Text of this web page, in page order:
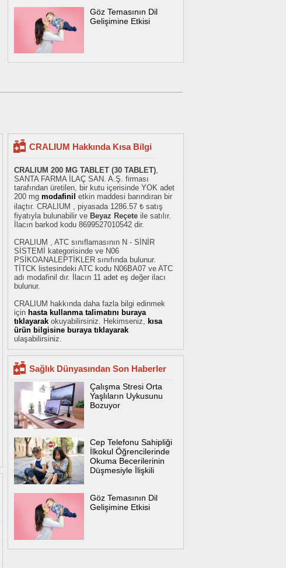
Göz Temasının Dil
Gelişimine Etkisi
CRALIUM Hakkında Kısa Bilgi
CRALIUM 200 MG TABLET (30 TABLET),
SANTA FARMA İLAÇ SAN. A.Ş. firması
tarafından üretilen, bir kutu içerisinde YOK adet
200 mg modafinil etkin maddesi barındıran bir
ilaçtır. CRALIUM , piyasada 1286.57 ₺ satış
fiyatıyla bulunabilir ve Beyaz Reçete ile satılır.
İlacın barkod kodu 8699527010542 dir.
CRALIUM , ATC sınıflamasının N - SİNİR
SİSTEMİ kategorisinde ve N06
PSİKOANALEPTİKLER sınıfında bulunur.
TİTCK listesindeki ATC kodu N06BA07 ve ATC
adı modafinil dır. İlacın 11 adet eş değer ilacı
bulunur.
CRALIUM hakkında daha fazla bilgi edinmek
için hasta kullanma talimatını buraya
tıklayarak okuyabilirsiniz. Hekimseniz, kısa
ürün bilgisine buraya tıklayarak
ulaşabilirsiniz.
Sağlık Dünyasından Son Haberler
Çalışma Stresi Orta
Yaşlıların Uykusunu
Bozuyor
Cep Telefonu Sahipliği
İlkokul Öğrencilerinde
Okuma Becerilerinin
Düşmesiyle İlişkili
Göz Temasının Dil
Gelişimine Etkisi